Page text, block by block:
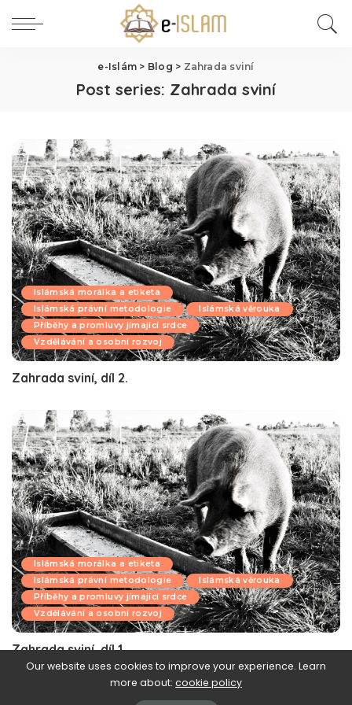
e-Islám > Blog > Zahrada sviní
Post series: Zahrada sviní
Islámská morálka a etiketa
Islámská právní metodologie
Islámská věrouka
Příběhy a promluvy jímající srdce
Vzdělávání a osobní rozvoj
Zahrada sviní, díl 2.
Islámská morálka a etiketa
Islámská právní metodologie
Islámská věrouka
Příběhy a promluvy jímající srdce
Vzdělávání a osobní rozvoj
Zahrada sviní, díl 1.
Our website uses cookies to improve your experience. Learn
more about: cookie policy